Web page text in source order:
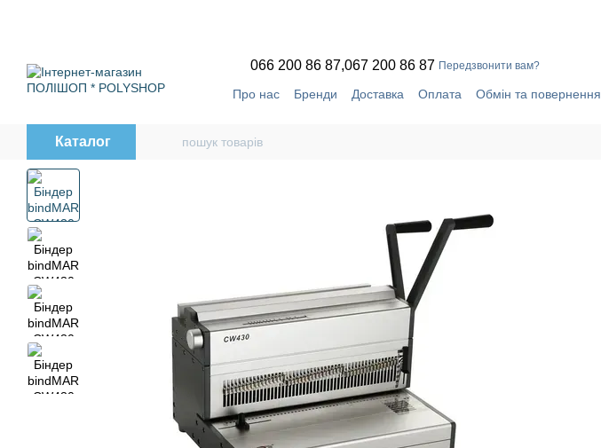
066 200 86 87,067 200 86 87 Передзвонити вам?
Про нас Бренди Доставка Оплата Обмін та повернення
Каталог